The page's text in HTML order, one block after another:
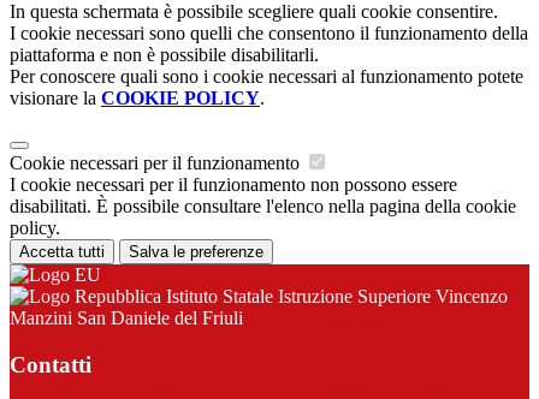
In questa schermata è possibile scegliere quali cookie consentire.
I cookie necessari sono quelli che consentono il funzionamento della
piattaforma e non è possibile disabilitarli.
Per conoscere quali sono i cookie necessari al funzionamento potete
visionare la COOKIE POLICY.
Cookie necessari per il funzionamento
I cookie necessari per il funzionamento non possono essere
disabilitati. È possibile consultare l'elenco nella pagina della cookie
policy.
Accetta tutti Salva le preferenze
Istituto Statale Istruzione Superiore Vincenzo
Manzini San Daniele del Friuli
Contatti